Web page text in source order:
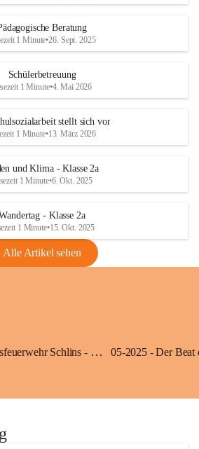
Beratung
1 Minute•26. Sept. 2025
Schülerbetreuung
1 Minute•4. Mai 2026
stellt sich vor
1 Minute•13. März 2026
und Klima - Klasse 2a
1 Minute•6. Okt. 2025
- Klasse 2a
1 Minute•15. Okt. 2025
Alle Artikel sehen
04-2025 - Ausflug zur Ortsfeuerwehr Schlins - Klassen 3a und 3b